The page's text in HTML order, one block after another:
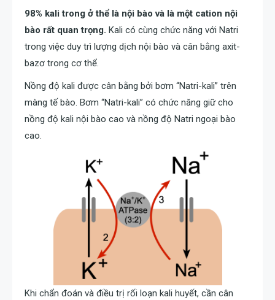
Nhiễm toan, viêm tuỵ và/hoặc chấn thương:
Các nguyên nhân khác như:
Do thuốc:
Giống chó:
1. Nhận diện tăng kali huyết
2. Chẩn đoán phân biệt các nguyên nhân gây hạ kali huyết
3. Điều trị
98% kali trong ở thể là nội bào và là một cation nội
bào rất quan trọng. Kali có cùng chức năng với Natri
trong việc duy trì lượng dịch nội bào và cân bằng axit-
bazơ trong cơ thể.
Nồng độ kali được cân bằng bởi bơm “Natri-kali” trên
màng tế bào. Bơm “Natri-kali” có chức năng giữ cho
nồng độ kali nội bào cao và nồng độ Natri ngoại bào
cao.
Khi chẩn đoán và điều trị rối loạn kali huyết, cần cân